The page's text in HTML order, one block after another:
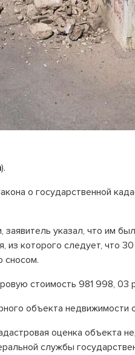
).
о государственной
указал, что им
которого следует, что
сносом.
стоимость 981 998, 03
объекта
оценка объекта
службы